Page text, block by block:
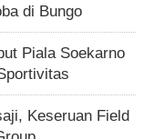
di Bungo
Piala Soekarno
Keseruan Field